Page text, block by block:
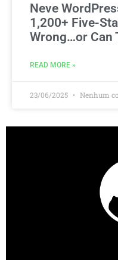
Neve
1,200+ Five-
Wrong…or Can
READ MORE »
23/06/2025 Nenhum